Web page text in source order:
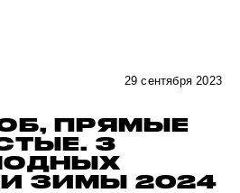
29 сентября 2023
ПРЯМЫЕ
3
ЗИМЫ 2024